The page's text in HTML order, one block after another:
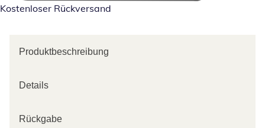
Kostenloser Rückversand
Produktbeschreibung
Details
Rückgabe